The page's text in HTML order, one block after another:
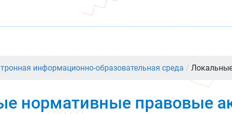
информационно-образовательная среда /
нормативные правовые